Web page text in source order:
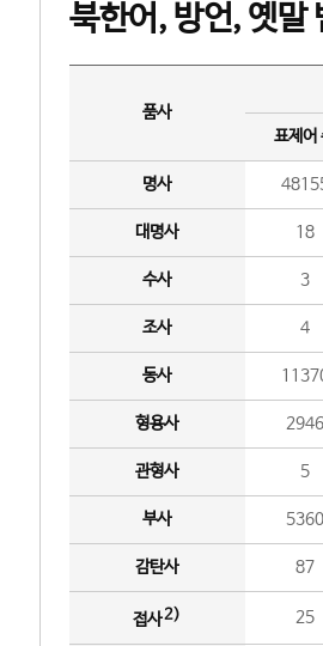
북한어, 방언, 옛말
품사
표제어
명사
대명사 18
수사 3
조사 4
동사
형용사 2946
관형사 5
부사 5360
감탄사 87
접사2) 25